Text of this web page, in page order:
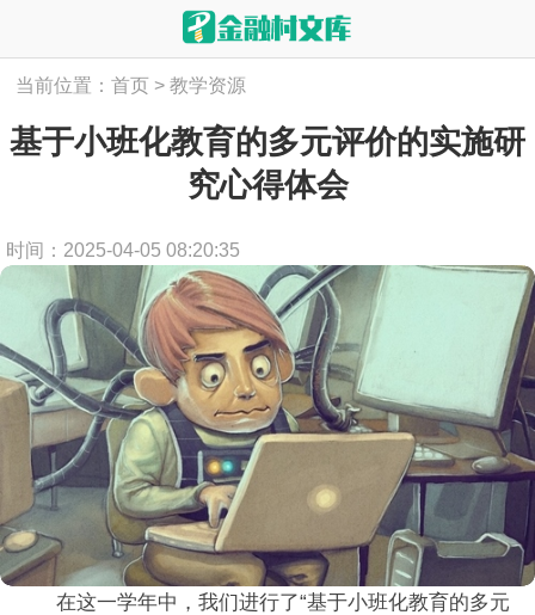
当前位置：首页 > 教学资源
基于小班化教育的多元评价的实施研
究心得体会
时间：2025-04-05 08:20:35
在这一学年中，我们进行了“基于小班化教育的多元